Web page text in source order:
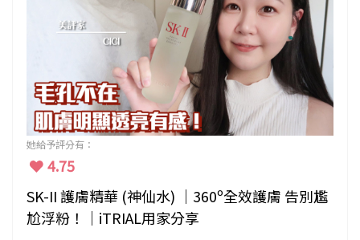
她給予評分有：
4.75
SK-II 護膚精華 (神仙水) ｜360º全效護膚 告別尷
尬浮粉！｜iTRIAL用家分享